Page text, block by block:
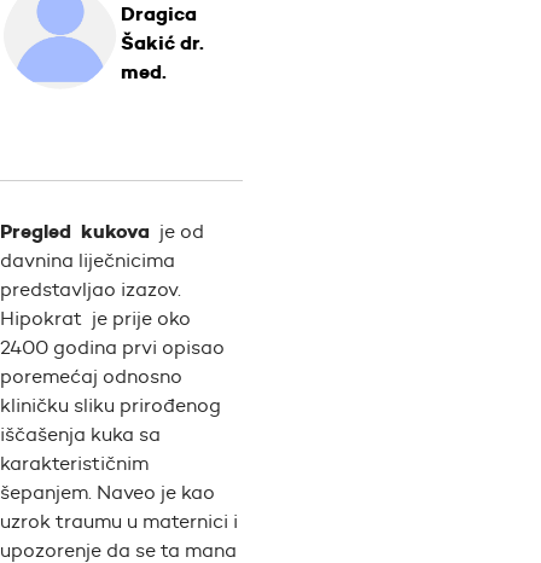
Dragica
Šakić dr.
med.
Pregled kukova je od
davnina liječnicima
predstavljao izazov.
Hipokrat je prije oko
2400 godina prvi opisao
poremećaj odnosno
kliničku sliku prirođenog
iščašenja kuka sa
karakterističnim
šepanjem. Naveo je kao
uzrok traumu u maternici i
upozorenje da se ta mana